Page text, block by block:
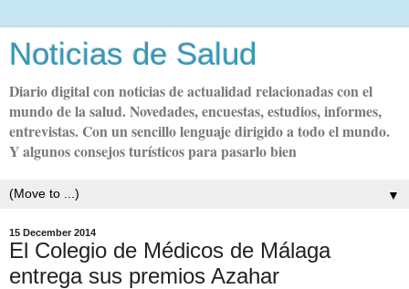
Noticias de Salud
Diario digital con noticias de actualidad relacionadas con el
mundo de la salud. Novedades, encuestas, estudios, informes,
entrevistas. Con un sencillo lenguaje dirigido a todo el mundo.
Y algunos consejos turísticos para pasarlo bien
▼
15 December 2014
El Colegio de Médicos de Málaga
entrega sus premios Azahar